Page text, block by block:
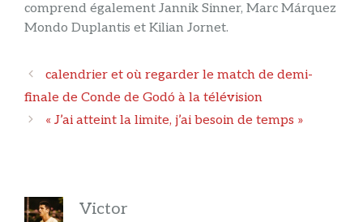
comprend également Jannik Sinner, Marc Márquez
Mondo Duplantis et Kilian Jornet.
Navigation
des
articles
calendrier et où regarder le match de demi-
finale de Conde de Godó à la télévision
« J’ai atteint la limite, j’ai besoin de temps »
Victor